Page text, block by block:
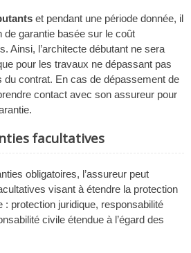
et pendant une période donnée, il
de garantie basée sur le coût
Ainsi, l’architecte débutant ne sera
pour les travaux ne dépassant pas
du contrat. En cas de dépassement de
contact avec son assureur pour
facultatives
obligatoires, l’assureur peut
visant à étendre la protection
: protection juridique, responsabilité
civile étendue à l’égard des